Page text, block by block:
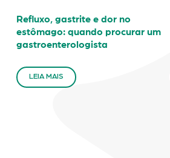
Refluxo, gastrite e dor no
estômago: quando procurar um
gastroenterologista
LEIA MAIS